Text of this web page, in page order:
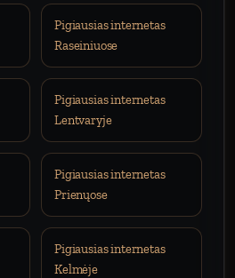
Pigiausias internetas
Raseiniuose
Pigiausias internetas
Lentvaryje
Pigiausias internetas
Prienųose
Pigiausias internetas
Kelmėje